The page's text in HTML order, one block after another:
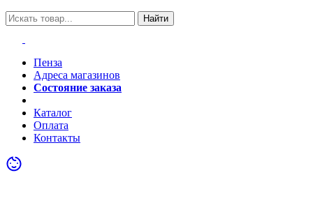
Найти
Пенза
Адреса магазинов
Состояние заказа
Каталог
Оплата
Контакты